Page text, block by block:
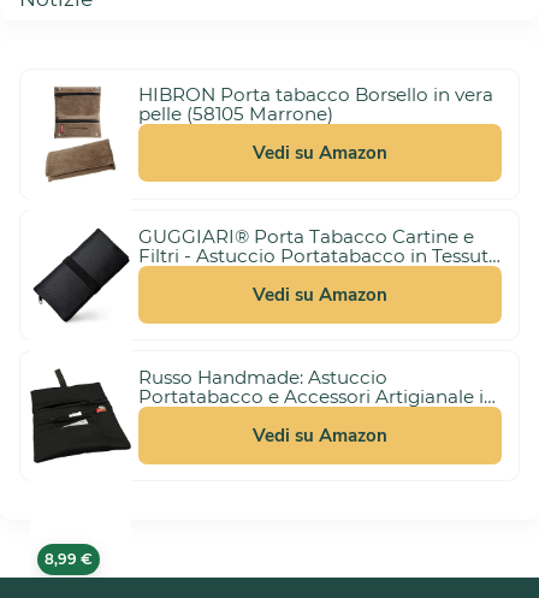
10,99 €
3,00 €
(21%)
HIBRON Porta tabacco Borsello in vera
pelle (58105 Marrone)
Vedi su Amazon
10,99 €
GUGGIARI® Porta Tabacco Cartine e
Filtri - Astuccio Portatabacco in Tessuto
Realizzato a Mano - Porta Tabacco
Donna/Uomo (Pindot - Black)
Vedi su Amazon
8,99 €
Russo Handmade: Astuccio
Portatabacco e Accessori Artigianale in
Tessuto. Uomo/Donna con Doppia
Cerniera per Tabacco e Filtri, 4
Scomparti (Nero)
Vedi su Amazon